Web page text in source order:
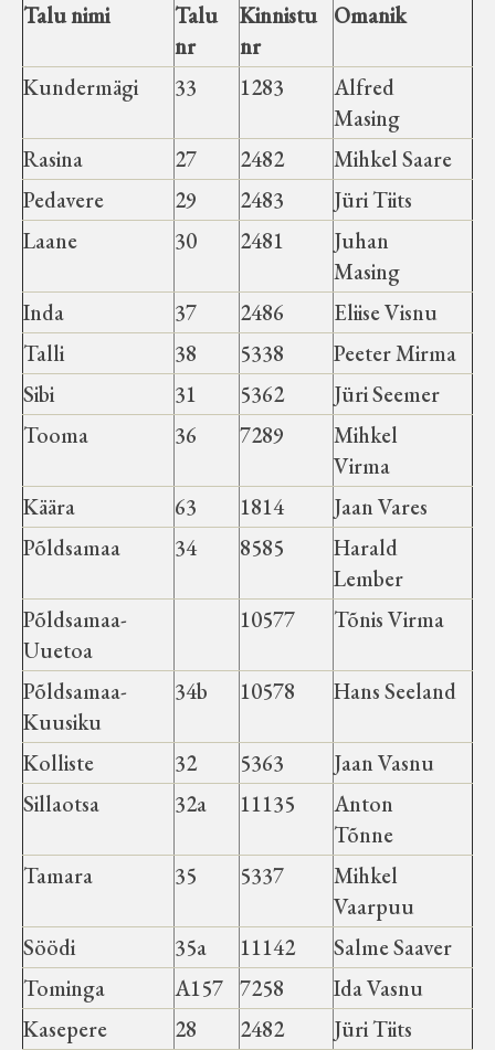
Talu nimi
Talu
nr
Kinnistu
nr
Omanik
Kundermägi 33 1283
Alfred
Masing
Rasina
27 2482
Mihkel Saare
Pedavere
29 2483
Jüri Tiits
Laane
30 2481
Juhan
Masing
Inda
37 2486
Eliise Visnu
Talli
38 5338
Peeter Mirma
Sibi
31 5362
Jüri Seemer
Tooma
36 7289
Mihkel
Virma
Käära
63 1814
Jaan Vares
Põldsamaa
34 8585
Harald
Lember
Põldsamaa-
Uuetoa
10577 Tõnis Virma
Põldsamaa-
Kuusiku
34b 10578 Hans Seeland
Kolliste 32 5363
Jaan Vasnu
Sillaotsa
32a 11135
Anton
Tõnne
Tamara
35 5337
Mihkel
Vaarpuu
Söödi
35a 11142
Salme Saaver
Tominga
A157 7258
Ida Vasnu
Kasepere
28 2482 Jüri Tiits